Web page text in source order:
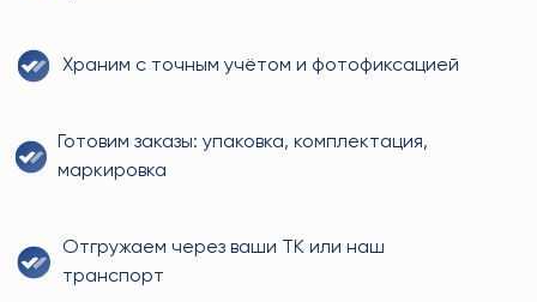
Храним с точным учётом и фотофиксацией
Готовим заказы: упаковка, комплектация,
маркировка
Отгружаем через ваши ТК или наш
транспорт